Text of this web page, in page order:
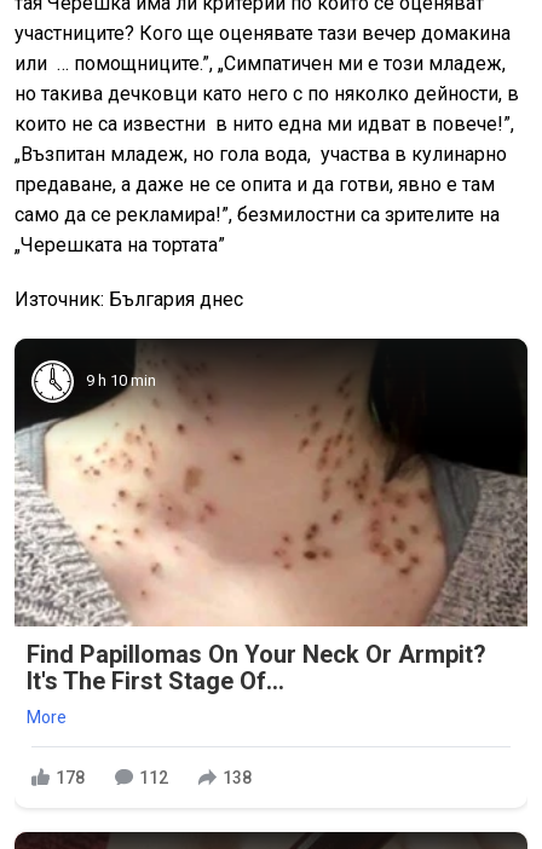
участниците? Кого ще оценявате тази вечер домакина
или … помощниците.”, „Симпатичен ми е този младеж,
но такива дечковци като него с по няколко дейности, в
които не са известни в нито една ми идват в повече!”,
„Възпитан младеж, но гола вода, участва в кулинарно
предаване, а даже не се опита и да готви, явно е там
само да се рекламира!”, безмилостни са зрителите на
„Черешката на тортата”
Източник: България днес
9 h 10 min
Find Papillomas On Your Neck Or Armpit?
It's The First Stage Of...
More
178 112 138